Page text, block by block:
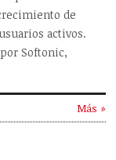
de
activos.
Softonic,
Más »